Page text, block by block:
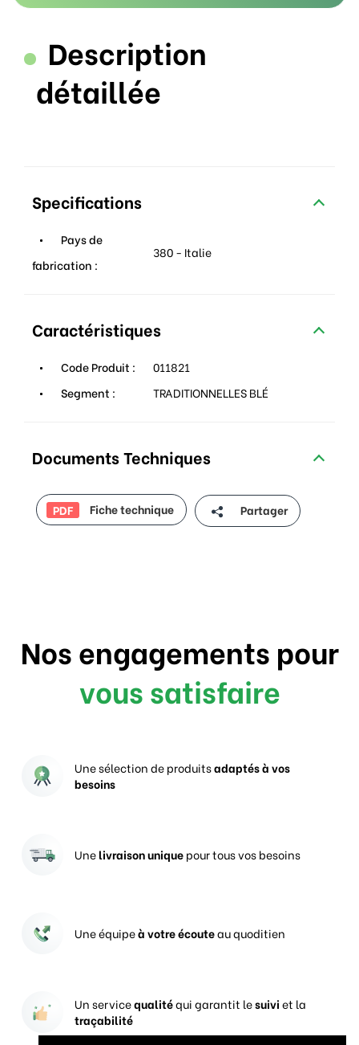
Description
détaillée
Specifications
Pays de
fabrication :
380 - Italie
Caractéristiques
Code Produit :
011821
Segment :
TRADITIONNELLES BLÉ
Documents Techniques
PDF Fiche technique Partager
Nos engagements pour
vous satisfaire
Une sélection de produitsadaptés à vos
besoins
Unelivraison uniquepour tous vos besoins
Une équipeà votre écouteau quoditien
Un servicequalitéqui garantit lesuiviet la
traçabilité